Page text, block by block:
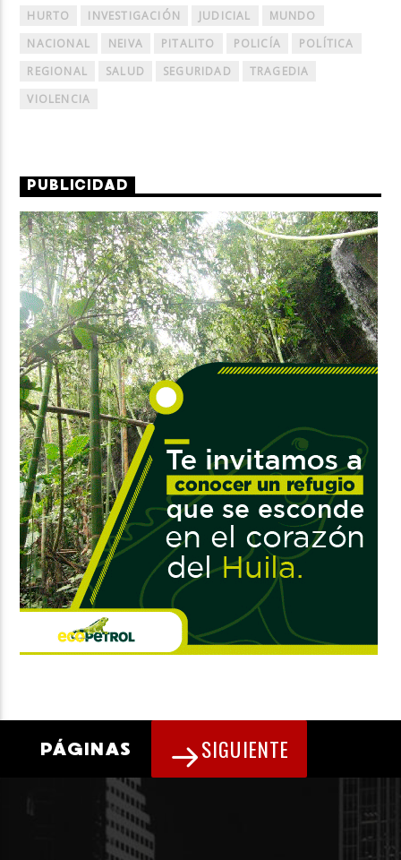
HURTO
INVESTIGACIÓN JUDICIAL
MUNDO
NACIONAL
NEIVA PITALITO POLICÍA
POLÍTICA
REGIONAL
SALUD SEGURIDAD
TRAGEDIA
VIOLENCIA
PUBLICIDAD
PÁGINAS SIGUIENTE